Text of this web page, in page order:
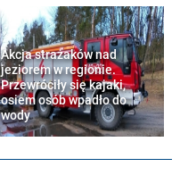
Akcja strażaków nad
jeziorem w regionie.
Przewróciły się kajaki,
osiem osób wpadło do
wody